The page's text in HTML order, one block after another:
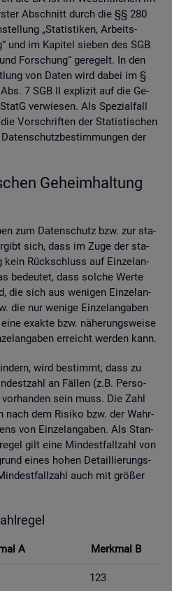
Ab­schnitt durch die §§ 280
„Sta­tis­ti­ken, Ar­beits­
und im Ka­pi­tel sie­ben des SGB
For­schung“ ge­re­gelt. In den
von Daten wird dabei im §
7 SGB II ex­pli­zit auf die Ge­
ver­wie­sen. Als Spe­zi­al­fall
Vor­schrif­ten der Sta­tis­ti­schen
der
Ge­heim­hal­tung
zum Da­ten­schutz bzw. zur sta­
sich, dass im Zuge der sta­
Rück­schluss auf Ein­zel­an­
be­deu­tet, dass sol­che Werte
die sich aus we­ni­gen Ein­zel­an­
die nur we­ni­ge Ein­zel­an­ga­ben
ex­ak­te bzw. nä­he­rungs­wei­se
er­reicht wer­den kann.
wird be­stimmt, dass zu
an Fäl­len (z.B. Per­so­
sein muss. Die Zahl
dem Ri­si­ko bzw. der Wahr­
von Ein­zel­an­ga­ben. Als Stan­
gilt eine Min­dest­fall­zahl von
eines hohen De­tail­lie­rungs­
auch mit grö­ßer
A Merk­mal B
123